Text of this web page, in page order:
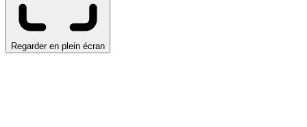
Regarder en plein écran